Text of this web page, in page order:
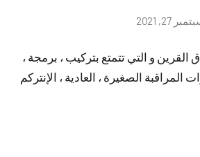
27, 2021
تعليقات
و التي تتمتع بتركيب ، برمجة ،
المراقبة الصغيرة ، العادية ، الإنتركم